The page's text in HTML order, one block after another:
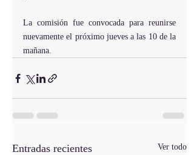
La comisión fue convocada para reunirse
nuevamente el próximo jueves a las 10 de la
mañana.
Entradas recientes Ver todo